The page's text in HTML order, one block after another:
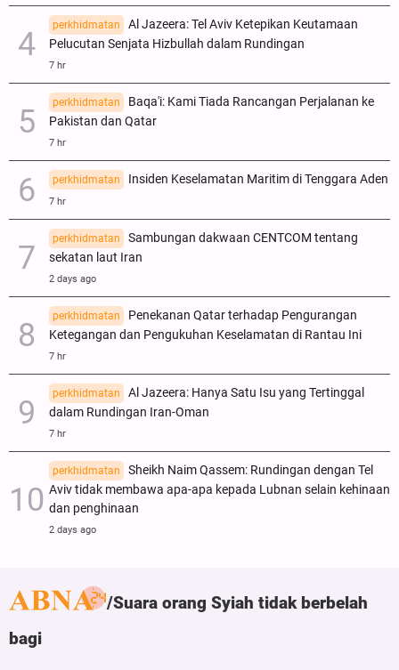
perkhidmatan
Al Jazeera: Tel Aviv Ketepikan Keutamaan
Pelucutan Senjata Hizbullah dalam Rundingan
7 hr
perkhidmatan
Baqa'i: Kami Tiada Rancangan Perjalanan ke
Pakistan dan Qatar
7 hr
perkhidmatan Insiden Keselamatan Maritim di Tenggara Aden
7 hr
perkhidmatan
Sambungan dakwaan CENTCOM tentang
sekatan laut Iran
2 days ago
perkhidmatan
Penekanan Qatar terhadap Pengurangan
Ketegangan dan Pengukuhan Keselamatan di Rantau Ini
7 hr
perkhidmatan
Al Jazeera: Hanya Satu Isu yang Tertinggal
dalam Rundingan Iran-Oman
7 hr
perkhidmatan
Sheikh Naim Qassem: Rundingan dengan Tel
Aviv tidak membawa apa-apa kepada Lubnan selain kehinaan
dan penghinaan
2 days ago
Suara orang Syiah tidak berbelah
bagi